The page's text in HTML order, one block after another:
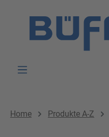
Home Produkte A-Z